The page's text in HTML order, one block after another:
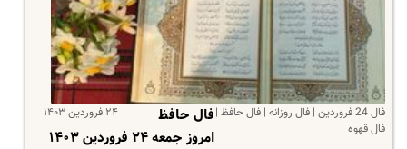
فال 24 فروردین | فال روزانه | فال حافظ |
فال قهوه
۲۴ فروردین ۱۴۰۳
فال حافظ
امروز جمعه ۲۴ فروردین ۱۴۰۳